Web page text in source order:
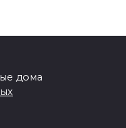
дома